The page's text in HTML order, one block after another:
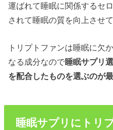
運ばれて睡眠に関係するセ
されて睡眠の質を向上させて
トリプトファンは睡眠に欠
なる成分なので睡眠サプリ
を配合したものを選ぶのが
睡眠サプリにトリ